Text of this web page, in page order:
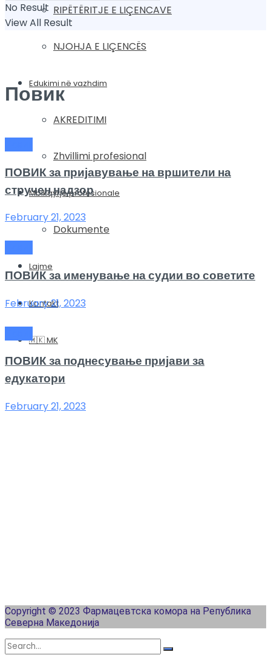
RIPËTËRITJE E LIÇENCAVE
NJOHJA E LIÇENCËS
Edukimi në vazhdim
AKREDITIMI
Zhvillimi profesional
Mbikqyrje profesionale
Dokumente
Lajme
Kontakt
🇲🇰 MK
No Result
View All Result
Повик
ПОВИК за пријавување на вршители на
стручен надзор
February 21, 2023
ПОВИК за именување на судии во советите
February 21, 2023
ПОВИК за поднесување пријави за
едукатори
February 21, 2023
Copyright © 2023 Фармацевтска комора на Република
Северна Македонија